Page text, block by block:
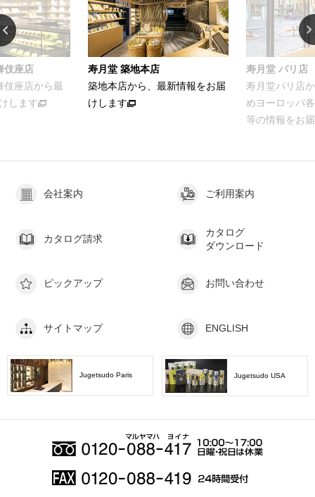
寿月堂 築地本店
築地本店から、最新情報をお届
けします
寿月堂パリ店から、パリをはじ
めヨーロッパ各国のお得意さま
等の情報をお届けします
会社案内 ご利用案内
カタログ請求
カタログ
ダウンロード
ピックアップ お問い合わせ
サイトマップ ENGLISH
Jugetsudo Paris Jugetsudo USA